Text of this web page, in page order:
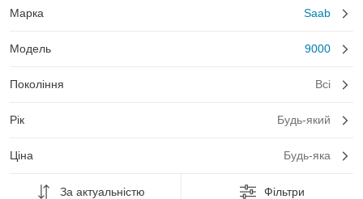
Марка Saab
Модель 9000
Покоління Всі
Рік Будь-який
Ціна Будь-яка
За актуальністю Фільтри